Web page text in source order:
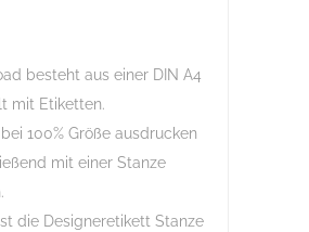
besteht aus einer DIN A4
mit Etiketten.
100% Größe ausdrucken
mit einer Stanze
die Designeretikett Stanze